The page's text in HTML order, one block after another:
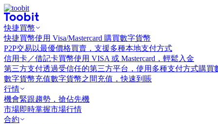
快捷買幣
快捷買幣使用 Visa/Mastercard 購買數字貨幣
P2P交易 以最優價格買賣，支援多種本地支付方式
信用卡／借記卡買幣使用 VISA 或 Mastercard，輕鬆入金
第三方支付透過受信任的第三方平台，使用多種支付方式購買
數字貨幣充值數字貨幣之間充值，快速到賬
行情
機會緊跟趨勢，搶佔先機
市場即時掌握市場行情
合約